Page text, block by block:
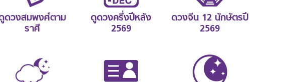
ดวงสมพงศ์ตาม
ราศี
ดูดวงครึ่งปีหลัง
2569
ดวงจีน 12 นักษัตรปี
2569